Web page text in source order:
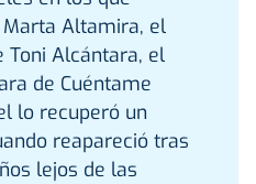
Altamira, el
Alcántara, el
de Cuéntame
lo recuperó un
reapareció tras
lejos de las